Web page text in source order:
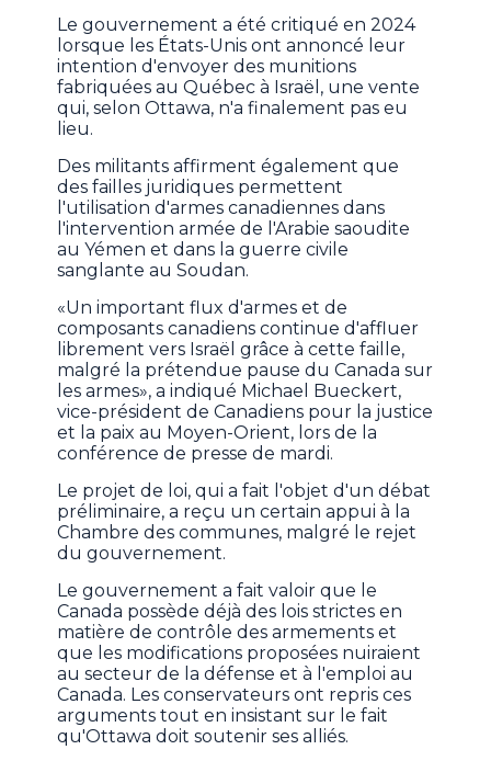
Le gouvernement a été critiqué en 2024
lorsque les États-Unis ont annoncé leur
intention d'envoyer des munitions
fabriquées au Québec à Israël, une vente
qui, selon Ottawa, n'a finalement pas eu
lieu.
Des militants affirment également que
des failles juridiques permettent
l'utilisation d'armes canadiennes dans
l'intervention armée de l'Arabie saoudite
au Yémen et dans la guerre civile
sanglante au Soudan.
«Un important flux d'armes et de
composants canadiens continue d'affluer
librement vers Israël grâce à cette faille,
malgré la prétendue pause du Canada sur
les armes», a indiqué Michael Bueckert,
vice-président de Canadiens pour la justice
et la paix au Moyen-Orient, lors de la
conférence de presse de mardi.
Le projet de loi, qui a fait l'objet d'un débat
préliminaire, a reçu un certain appui à la
Chambre des communes, malgré le rejet
du gouvernement.
Le gouvernement a fait valoir que le
Canada possède déjà des lois strictes en
matière de contrôle des armements et
que les modifications proposées nuiraient
au secteur de la défense et à l'emploi au
Canada. Les conservateurs ont repris ces
arguments tout en insistant sur le fait
qu'Ottawa doit soutenir ses alliés.